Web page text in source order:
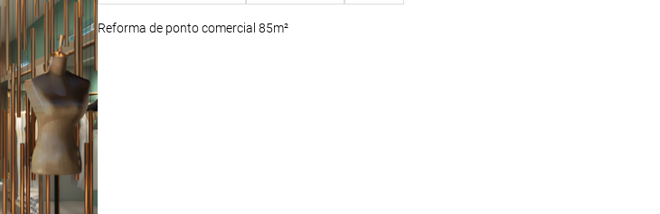
Reforma de ponto comercial 85m²